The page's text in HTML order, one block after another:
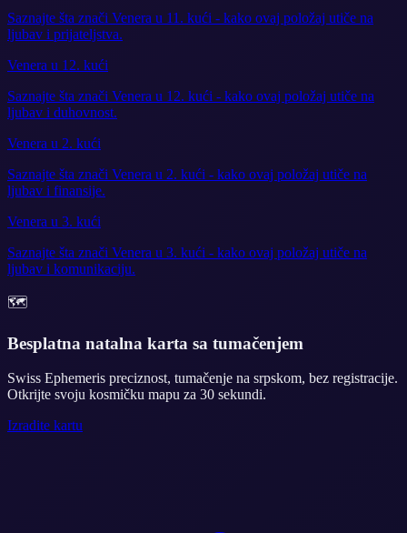
Saznajte šta znači Venera u 11. kući - kako ovaj položaj utiče na
ljubav i prijateljstva.
Venera u 12. kući
Saznajte šta znači Venera u 12. kući - kako ovaj položaj utiče na
ljubav i duhovnost.
Venera u 2. kući
Saznajte šta znači Venera u 2. kući - kako ovaj položaj utiče na
ljubav i finansije.
Venera u 3. kući
Saznajte šta znači Venera u 3. kući - kako ovaj položaj utiče na
ljubav i komunikaciju.
🗺️
Besplatna natalna karta sa tumačenjem
Swiss Ephemeris preciznost, tumačenje na srpskom, bez registracije.
Otkrijte svoju kosmičku mapu za 30 sekundi.
Izradite kartu